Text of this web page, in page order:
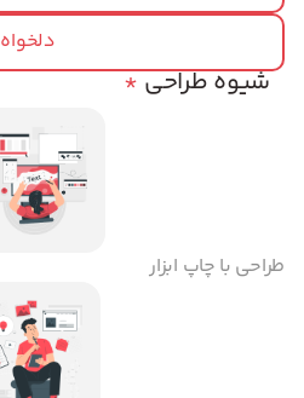
دلخواه
*شیوه طراحی
طراحی با چاپ ابزار